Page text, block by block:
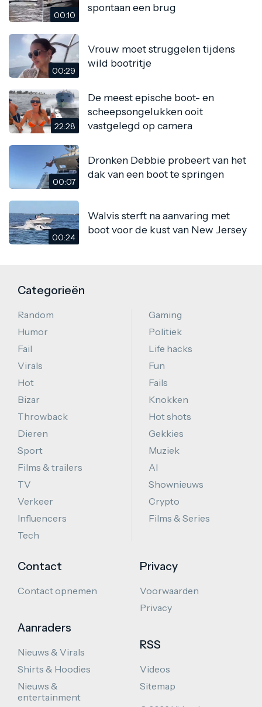
00:10
spontaan een brug
00:29
Vrouw moet struggelen tijdens
wild bootritje
22:28
De meest epische boot- en
scheepsongelukken ooit
vastgelegd op camera
00:07
Dronken Debbie probeert van het
dak van een boot te springen
00:24
Walvis sterft na aanvaring met
boot voor de kust van New Jersey
Categorieën
Random
Humor
Fail
Virals
Hot
Bizar
Throwback
Dieren
Sport
Films & trailers
TV
Verkeer
Influencers
Tech
Gaming
Politiek
Life hacks
Fun
Fails
Knokken
Hot shots
Gekkies
Muziek
AI
Shownieuws
Crypto
Films & Series
Contact
Contact opnemen
Aanraders
Nieuws & Virals
Shirts & Hoodies
Nieuws &
entertainment
Privacy
Voorwaarden
Privacy
RSS
Videos
Sitemap